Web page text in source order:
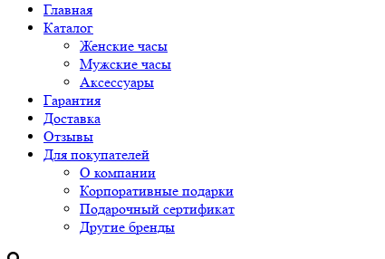
Главная
Каталог
Женские часы
Мужские часы
Аксессуары
Гарантия
Доставка
Отзывы
Для покупателей
О компании
Корпоративные подарки
Подарочный сертификат
Другие бренды